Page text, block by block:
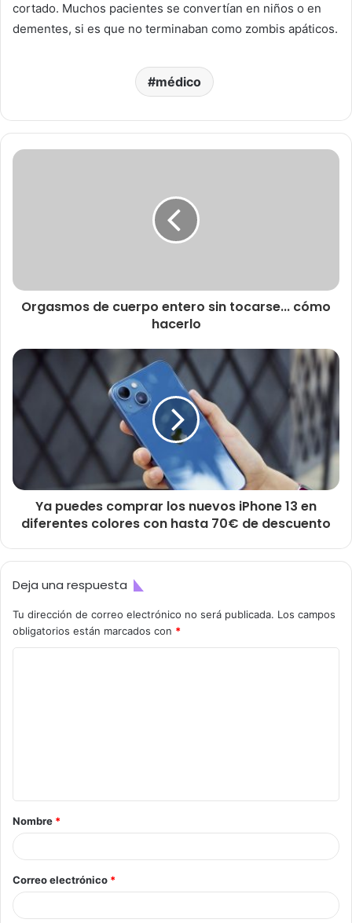
cortado. Muchos pacientes se convertían en niños o en
dementes, si es que no terminaban como zombis apáticos.
médico
Orgasmos de cuerpo entero sin tocarse... cómo
hacerlo
Ya puedes comprar los nuevos iPhone 13 en
diferentes colores con hasta 70€ de descuento
Deja una respuesta
Tu dirección de correo electrónico no será publicada. Los campos
obligatorios están marcados con *
a
r
i
*
Nombre *
Correo electrónico *